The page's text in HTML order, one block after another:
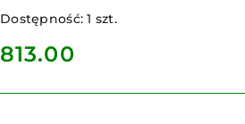
Dostępność:1 szt.
cena:
813.00